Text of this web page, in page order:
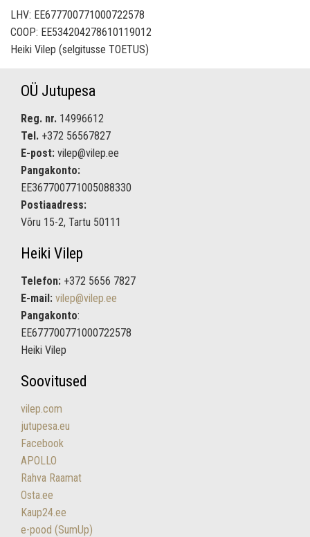
LHV: EE677700771000722578
COOP: EE534204278610119012
Heiki Vilep (selgitusse TOETUS)
OÜ Jutupesa
Reg. nr. 14996612
Tel. +372 56567827
E-post: vilep@vilep.ee
Pangakonto:
EE367700771005088330
Postiaadress:
Võru 15-2, Tartu 50111
Heiki Vilep
Telefon: +372 5656 7827
E-mail: vilep@vilep.ee
Pangakonto:
EE677700771000722578
Heiki Vilep
Soovitused
vilep.com
jutupesa.eu
Facebook
APOLLO
Rahva Raamat
Osta.ee
Kaup24.ee
e-pood (SumUp)